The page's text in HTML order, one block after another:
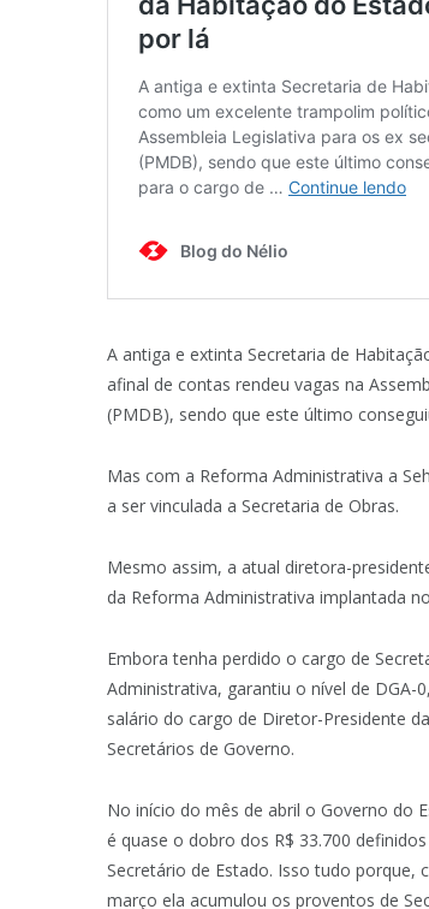
A antiga e extinta Secretaria de
afinal de contas rendeu vagas na
(PMDB), sendo que este último
Mas com a Reforma Administrativa a
a ser vinculada a Secretaria de Obras.
Mesmo assim, a atual diretora-
da Reforma Administrativa implantada
Embora tenha perdido o cargo de
Administrativa, garantiu o nível de
salário do cargo de Diretor-Presidente
Secretários de Governo.
No início do mês de abril o Governo do
é quase o dobro dos R$ 33.700
Secretário de Estado. Isso tudo
março ela acumulou os proventos de